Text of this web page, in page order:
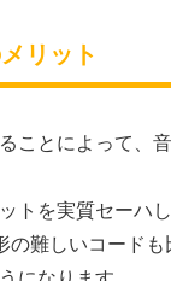
リット
ことによって、
トを実質セーハ
の難しいコードも